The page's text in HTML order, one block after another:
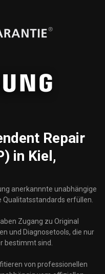
Repair
in Kiel,
anerkannnte unabhängige
erfüllen.
Zugang zu Original
und Diagnosetools, die nur
bestimmt sind.
von professionellen